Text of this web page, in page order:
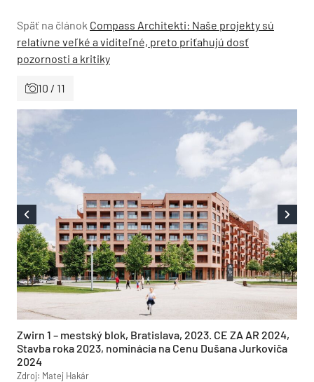
Späť na článok Compass Architekti: Naše projekty sú
relatívne veľké a viditeľné, preto priťahujú dosť
pozornosti a kritiky
10 / 11
Zwirn 1 – mestský blok, Bratislava, 2023. CE ZA AR 2024,
Stavba roka 2023, nominácia na Cenu Dušana Jurkoviča
2024
Zdroj: Matej Hakár